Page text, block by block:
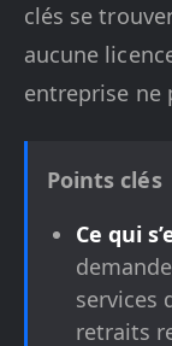
clés se
aucune
entreprise ne
Points clés
Ce qui
services
retraits